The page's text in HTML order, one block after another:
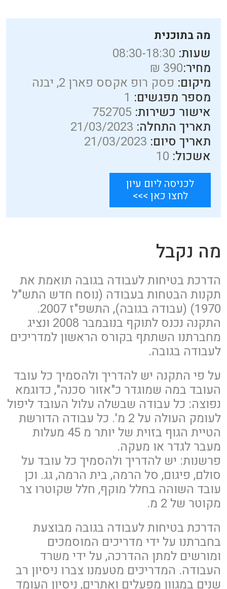
מה בתוכנית
שעות:
מחיר:390 ₪
מיקום: פסק רופ אקסס פארן 2, יבנה
מספר מפגשים:
אישור כשירות:
תאריך התחלה:
תאריך סיום:
אשכול:
לכניסה ליום עיון
לחצו כאן >>>
מה נקבל
הדרכת בטיחות לעבודה בגובה תואמת את
תקנות הבטחות בעבודה (נוסח חדש התש"ל
1970) (עבודה בגובה), התשפ"ז 2007.
התקנה נכנס לתוקף בנובמבר 2008 ונציג
מחברתנו השתתף בקורס הראשון למדריכים
לעבודה בגובה.
על פי התקנה יש להדריך ולהסמיך כל עובד
העובד במה שמוגדר כ"אזור סכנה", כדוגמא
נפוצה: כל עבודה שבשלה עלול העובד ליפול
לעומק העולה על 2 מ'. כל עבודה הדורשת
הטיית הגוף בזוית של יותר מ 45 מעלות
מעבר לגדר או מעקה.
פרשנות: יש להדריך ולהסמיך כל עובד על
סולם, פיגום, סל הרמה, בית הרמה, גג. וכן
עובד השוהה בחלל מוקף, חלל שקוטרו צר
מקוטר של 2 מ.
הדרכת בטיחות לעבודה בגובה מבוצעת
בחברתנו על ידי מדריכים המוסמכים
ומורשים למתן ההדרכה, על ידי משרד
העבודה. המדריכים מטעמנו צברו ניסיון רב
שנים במגוון מפעלים ואתרים, ניסיון העומד